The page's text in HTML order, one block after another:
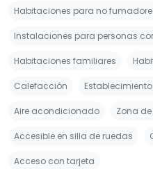
Habitaciones para no
Instalaciones para personas
Habitaciones familiares
Calefacción
Aire acondicionado Zona
Accesible en silla de ruedas
Acceso con tarjeta